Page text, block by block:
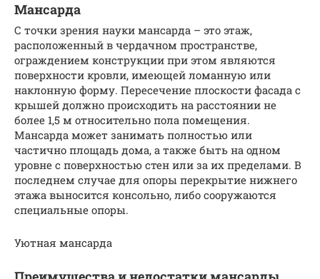
Мансарда
С точки зрения науки мансарда – это этаж,
расположенный в чердачном пространстве,
ограждением конструкции при этом являются
поверхности кровли, имеющей ломанную или
наклонную форму. Пересечение плоскости фасада с
крышей должно происходить на расстоянии не
более 1,5 м относительно пола помещения.
Мансарда может занимать полностью или
частично площадь дома, а также быть на одном
уровне с поверхностью стен или за их пределами. В
последнем случае для опоры перекрытие нижнего
этажа выносится консольно, либо сооружаются
специальные опоры.
Уютная мансарда